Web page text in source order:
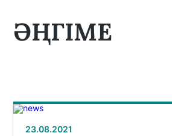
ӘҢГІМЕ
23.08.2021